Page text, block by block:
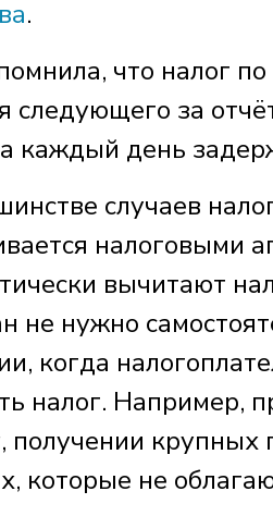
.
что налог
следующего за
каждый день
случаев
налоговыми
вычитают
не нужно
когда
налог. Например,
получении крупных
которые не